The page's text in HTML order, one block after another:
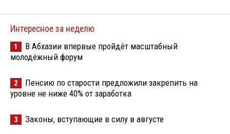
Интересное за неделю
1
В Абхазии впервые пройдёт масштабный
молодёжный форум
2
Пенсию по старости предложили закрепить на
уровне не ниже 40% от заработка
3 Законы, вступающие в силу в августе